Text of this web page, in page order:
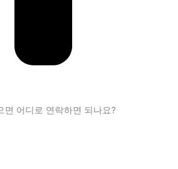
면 어디로 연락하면 되나요?